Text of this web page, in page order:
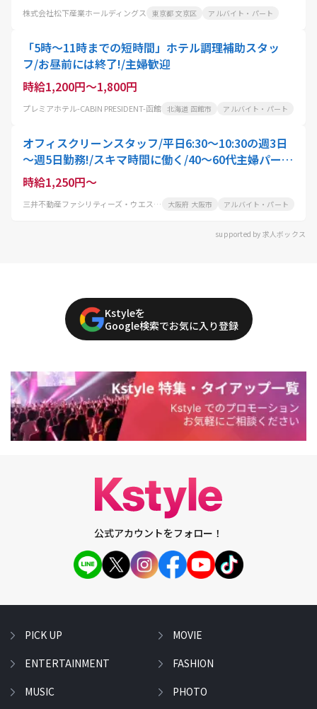
株式会社松下産業ホールディングス 東京都 文京区 アルバイト・パート
「5時〜11時までの短時間」ホテル調理補助スタッ
フ/お昼前には終了!/主婦歓迎
時給1,200円～1,800円
プレミアホテル-CABIN PRESIDENT-函館 北海道 函館市 アルバイト・パート
オフィスクリーンスタッフ/平日6:30～10:30の週3日
～週5日勤務!/スキマ時間に働く/40～60代主婦パート
活躍中
時給1,250円～
三井不動産ファシリティーズ・ウエスト株式会社 大阪府 大阪市 アルバイト・パート
supported by 求人ボックス
Kstyleを
Google検索でお気に入り登録
公式アカウントをフォロー！
PICK UP
ENTERTAINMENT
MUSIC
MOVIE
FASHION
PHOTO